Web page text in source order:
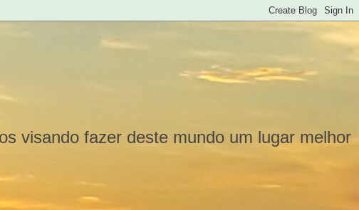
visando fazer deste mundo um lugar melhor